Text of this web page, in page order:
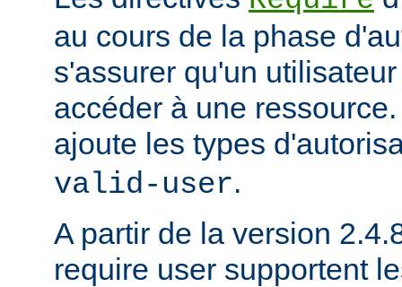
au cours de la phase
s'assurer qu'un
accéder à une
ajoute les types
valid-user.
A partir de la version
require user supportent